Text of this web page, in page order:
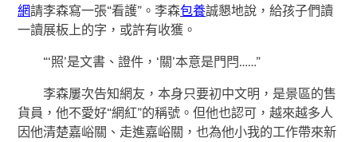
網請李森寫一張“看護”。李森包養誠懇地說，給孩子們讀
一讀展板上的字，或許有收獲。
“‘照’是文書、證件，‘關’本意是門閂……”
李森屢次告知網友，本身只要初中文明，是景區的售
貨員，他不愛好“網紅”的稱號。但他也認可，越來越多人
因他清楚嘉峪關、走進嘉峪關，也為他小我的工作帶來新